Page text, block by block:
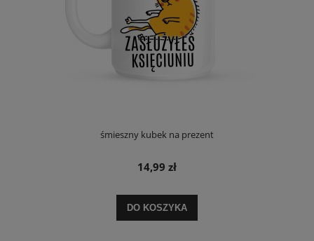
śmieszny kubek na prezent
14,99 zł
DO KOSZYKA